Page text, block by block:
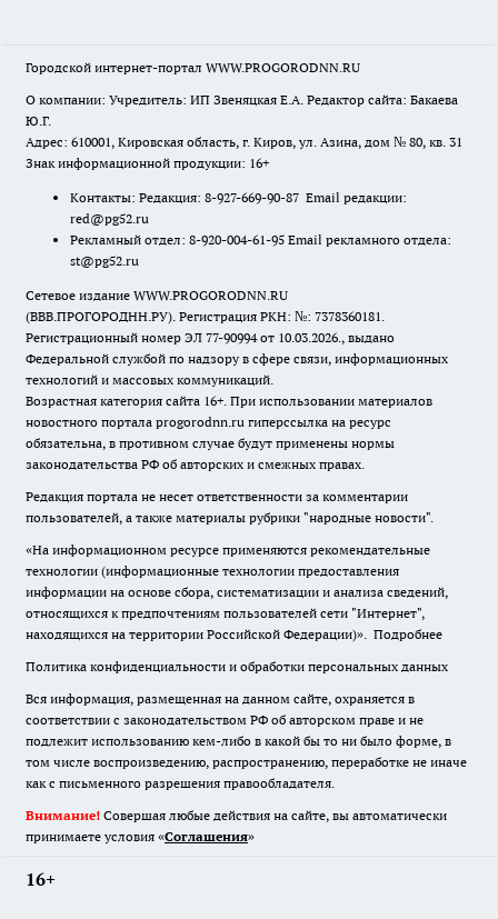
Городской интернет-портал WWW.PROGORODNN.RU
О компании: Учредитель: ИП Звеняцкая Е.А. Редактор сайта: Бакаева
Ю.Г.
Адрес: 610001, Кировская область, г. Киров, ул. Азина, дом № 80, кв. 31
Знак информационной продукции: 16+
Контакты: Редакция: 8-927-669-90-87 Email редакции:
red@pg52.ru
Рекламный отдел: 8-920-004-61-95 Email рекламного отдела:
st@pg52.ru
Сетевое издание WWW.PROGORODNN.RU
(ВВВ.ПРОГОРОДНН.РУ). Регистрация РКН: №: 7378360181.
Регистрационный номер ЭЛ 77-90994 от 10.03.2026., выдано
Федеральной службой по надзору в сфере связи, информационных
технологий и массовых коммуникаций.
Возрастная категория сайта 16+. При использовании материалов
новостного портала progorodnn.ru гиперссылка на ресурс
обязательна, в противном случае будут применены нормы
законодательства РФ об авторских и смежных правах.
Редакция портала не несет ответственности за комментарии
пользователей, а также материалы рубрики "народные новости".
«На информационном ресурсе применяются рекомендательные
технологии (информационные технологии предоставления
информации на основе сбора, систематизации и анализа сведений,
относящихся к предпочтениям пользователей сети "Интернет",
находящихся на территории Российской Федерации)». Подробнее
Политика конфиденциальности и обработки персональных данных
Вся информация, размещенная на данном сайте, охраняется в
соответствии с законодательством РФ об авторском праве и не
подлежит использованию кем-либо в какой бы то ни было форме, в
том числе воспроизведению, распространению, переработке не иначе
как с письменного разрешения правообладателя.
Внимание! Совершая любые действия на сайте, вы автоматически
принимаете условия «Cоглашения»
16+